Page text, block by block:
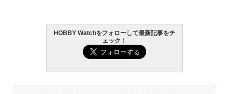
HOBBY Watchをフォローして最新記事をチ
ェック！